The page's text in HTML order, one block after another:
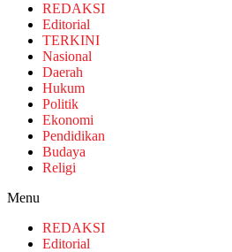
REDAKSI
Editorial
TERKINI
Nasional
Daerah
Hukum
Politik
Ekonomi
Pendidikan
Budaya
Religi
Menu
REDAKSI
Editorial